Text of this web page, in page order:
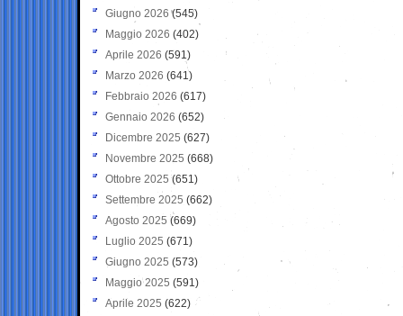
Giugno 2026 (545)
Maggio 2026 (402)
Aprile 2026 (591)
Marzo 2026 (641)
Febbraio 2026 (617)
Gennaio 2026 (652)
Dicembre 2025 (627)
Novembre 2025 (668)
Ottobre 2025 (651)
Settembre 2025 (662)
Agosto 2025 (669)
Luglio 2025 (671)
Giugno 2025 (573)
Maggio 2025 (591)
Aprile 2025 (622)